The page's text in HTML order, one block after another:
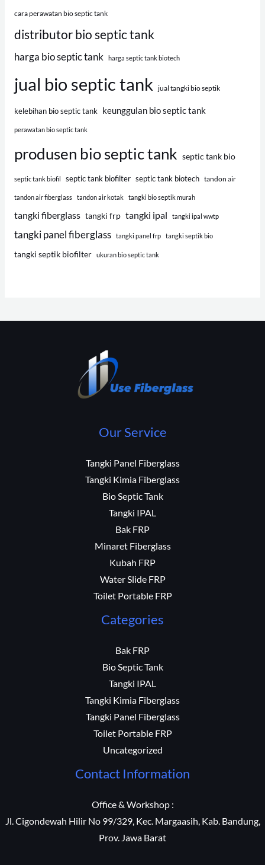
cara perawatan bio septic tank
distributor bio septic tank
harga bio septic tank harga septic tank biotech
jual bio septic tank jual tangki bio septik
kelebihan bio septic tank keunggulan bio septic tank
perawatan bio septic tank
produsen bio septic tank septic tank bio
septic tank biofil septic tank biofilter septic tank biotech tandon air
tandon air fiberglass tandon air kotak tangki bio septik murah
tangki fiberglass tangki frp tangki ipal tangki ipal wwtp
tangki panel fiberglass tangki panel frp tangki septik bio
tangki septik biofilter ukuran bio septic tank
Our Service
Tangki Panel Fiberglass
Tangki Kimia Fiberglass
Bio Septic Tank
Tangki IPAL
Bak FRP
Minaret Fiberglass
Kubah FRP
Water Slide FRP
Toilet Portable FRP
Categories
Bak FRP
Bio Septic Tank
Tangki IPAL
Tangki Kimia Fiberglass
Tangki Panel Fiberglass
Toilet Portable FRP
Uncategorized
Contact Information
Office & Workshop :
Jl. Cigondewah Hilir No 99/329, Kec. Margaasih, Kab. Bandung,
Prov. Jawa Barat